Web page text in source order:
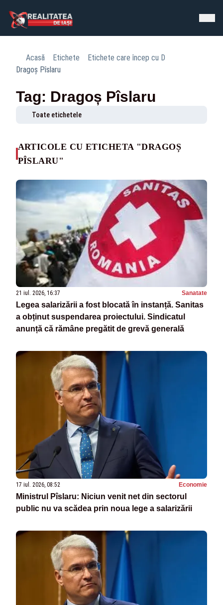
Acasă Etichete
Etichete care încep cu D
Dragoș Pîslaru
Tag: Dragoș Pîslaru
Toate etichetele
ARTICOLE CU ETICHETA "DRAGOȘ
PÎSLARU"
21 iul. 2026, 16:37 Sanatate
Legea salarizării a fost blocată în instanță. Sanitas
a obținut suspendarea proiectului. Sindicatul
anunță că rămâne pregătit de grevă generală
17 iul. 2026, 08:52 Economie
Ministrul Pîslaru: Niciun venit net din sectorul
public nu va scădea prin noua lege a salarizării